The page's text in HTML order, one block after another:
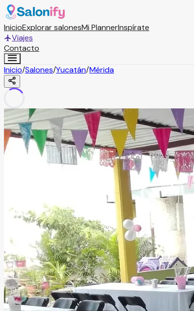
InicioExplorar salonesMi PlannerInspírate
Viajes
Contacto
Inicio/Salones/Yucatán/Mérida